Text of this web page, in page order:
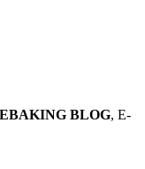
BLOG, E-